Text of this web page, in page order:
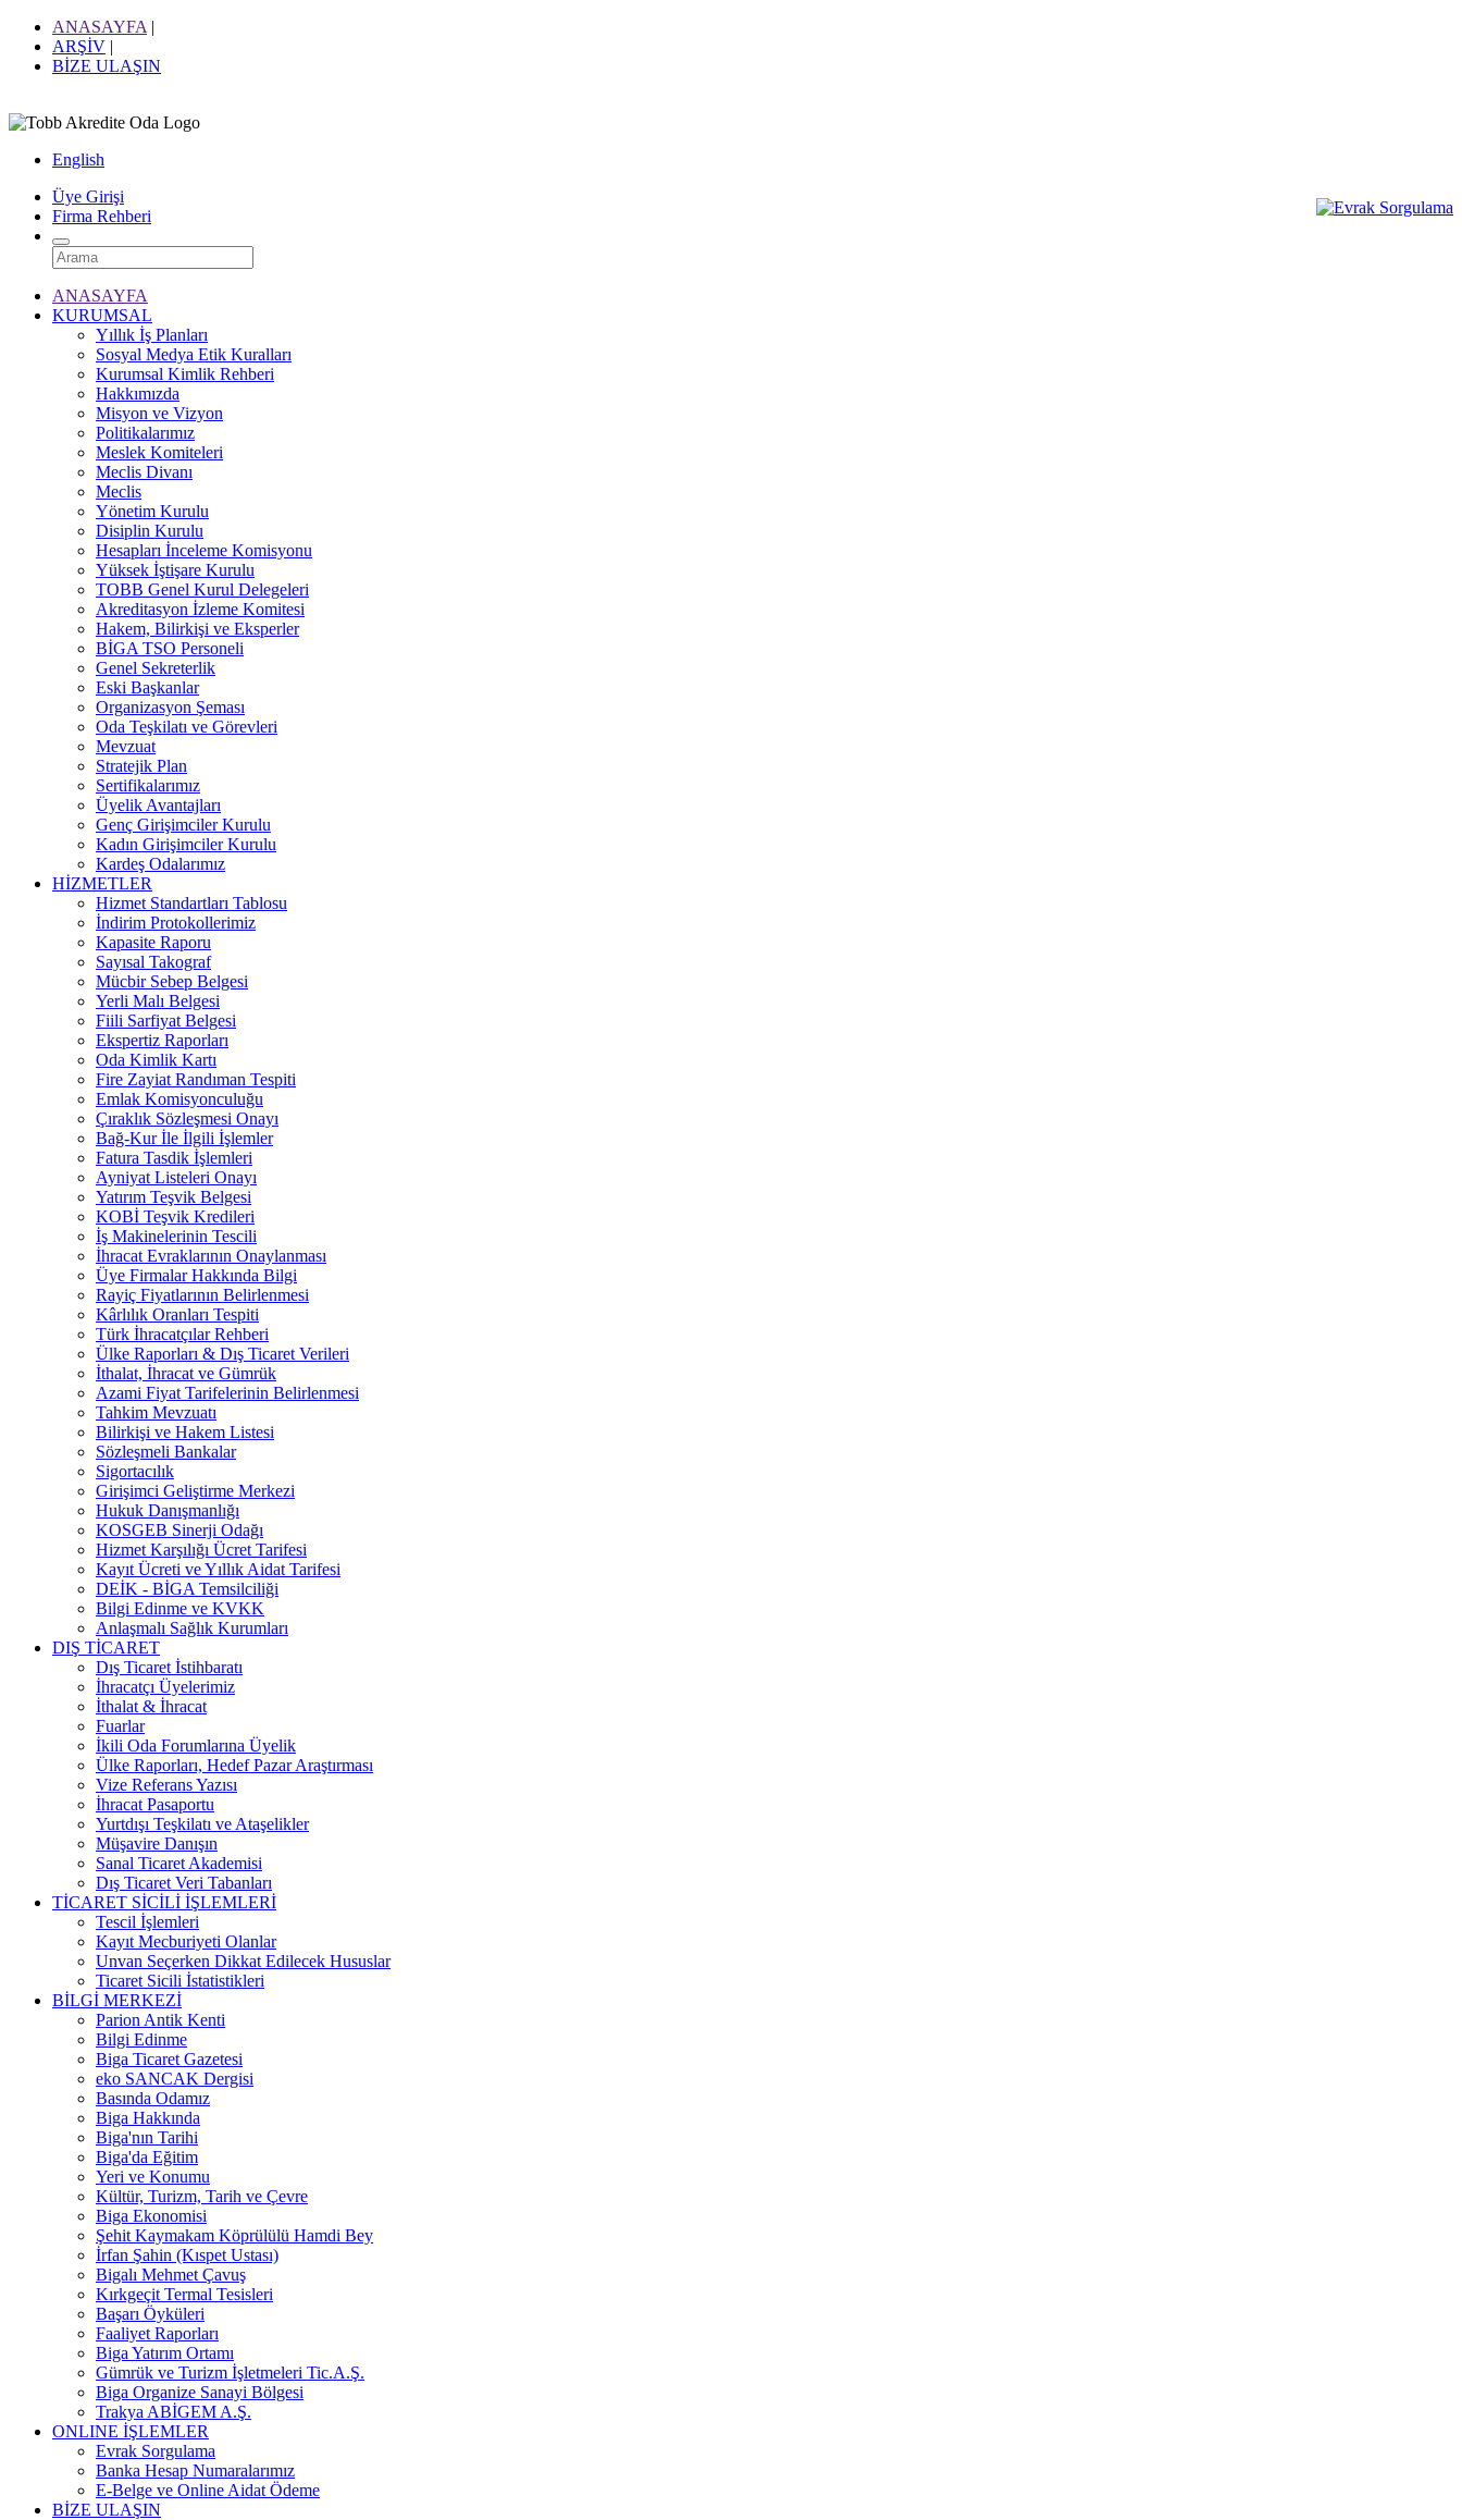
ANASAYFA |
ARŞİV |
BİZE ULAŞIN
English
Üye Girişi
Firma Rehberi
ANASAYFA
KURUMSAL
Yıllık İş Planları
Sosyal Medya Etik Kuralları
Kurumsal Kimlik Rehberi
Hakkımızda
Misyon ve Vizyon
Politikalarımız
Meslek Komiteleri
Meclis Divanı
Meclis
Yönetim Kurulu
Disiplin Kurulu
Hesapları İnceleme Komisyonu
Yüksek İştişare Kurulu
TOBB Genel Kurul Delegeleri
Akreditasyon İzleme Komitesi
Hakem, Bilirkişi ve Eksperler
BİGA TSO Personeli
Genel Sekreterlik
Eski Başkanlar
Organizasyon Şeması
Oda Teşkilatı ve Görevleri
Mevzuat
Stratejik Plan
Sertifikalarımız
Üyelik Avantajları
Genç Girişimciler Kurulu
Kadın Girişimciler Kurulu
Kardeş Odalarımız
HİZMETLER
Hizmet Standartları Tablosu
İndirim Protokollerimiz
Kapasite Raporu
Sayısal Takograf
Mücbir Sebep Belgesi
Yerli Malı Belgesi
Fiili Sarfiyat Belgesi
Ekspertiz Raporları
Oda Kimlik Kartı
Fire Zayiat Randıman Tespiti
Emlak Komisyonculuğu
Çıraklık Sözleşmesi Onayı
Bağ-Kur İle İlgili İşlemler
Fatura Tasdik İşlemleri
Ayniyat Listeleri Onayı
Yatırım Teşvik Belgesi
KOBİ Teşvik Kredileri
İş Makinelerinin Tescili
İhracat Evraklarının Onaylanması
Üye Firmalar Hakkında Bilgi
Rayiç Fiyatlarının Belirlenmesi
Kârlılık Oranları Tespiti
Türk İhracatçılar Rehberi
Ülke Raporları & Dış Ticaret Verileri
İthalat, İhracat ve Gümrük
Azami Fiyat Tarifelerinin Belirlenmesi
Tahkim Mevzuatı
Bilirkişi ve Hakem Listesi
Sözleşmeli Bankalar
Sigortacılık
Girişimci Geliştirme Merkezi
Hukuk Danışmanlığı
KOSGEB Sinerji Odağı
Hizmet Karşılığı Ücret Tarifesi
Kayıt Ücreti ve Yıllık Aidat Tarifesi
DEİK - BİGA Temsilciliği
Bilgi Edinme ve KVKK
Anlaşmalı Sağlık Kurumları
DIŞ TİCARET
Dış Ticaret İstihbaratı
İhracatçı Üyelerimiz
İthalat & İhracat
Fuarlar
İkili Oda Forumlarına Üyelik
Ülke Raporları, Hedef Pazar Araştırması
Vize Referans Yazısı
İhracat Pasaportu
Yurtdışı Teşkilatı ve Ataşelikler
Müşavire Danışın
Sanal Ticaret Akademisi
Dış Ticaret Veri Tabanları
TİCARET SİCİLİ İŞLEMLERİ
Tescil İşlemleri
Kayıt Mecburiyeti Olanlar
Unvan Seçerken Dikkat Edilecek Hususlar
Ticaret Sicili İstatistikleri
BİLGİ MERKEZİ
Parion Antik Kenti
Bilgi Edinme
Biga Ticaret Gazetesi
eko SANCAK Dergisi
Basında Odamız
Biga Hakkında
Biga'nın Tarihi
Biga'da Eğitim
Yeri ve Konumu
Kültür, Turizm, Tarih ve Çevre
Biga Ekonomisi
Şehit Kaymakam Köprülülü Hamdi Bey
İrfan Şahin (Kıspet Ustası)
Bigalı Mehmet Çavuş
Kırkgeçit Termal Tesisleri
Başarı Öyküleri
Faaliyet Raporları
Biga Yatırım Ortamı
Gümrük ve Turizm İşletmeleri Tic.A.Ş.
Biga Organize Sanayi Bölgesi
Trakya ABİGEM A.Ş.
ONLINE İŞLEMLER
Evrak Sorgulama
Banka Hesap Numaralarımız
E-Belge ve Online Aidat Ödeme
BİZE ULAŞIN